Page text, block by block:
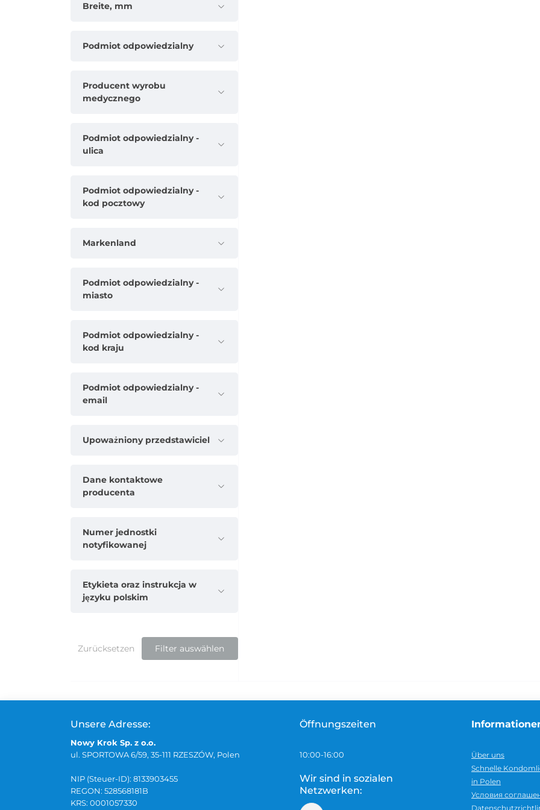
Breite, mm
Podmiot odpowiedzialny
Producent wyrobu
medycznego
Podmiot odpowiedzialny -
ulica
Podmiot odpowiedzialny -
kod pocztowy
Markenland
Podmiot odpowiedzialny -
miasto
Podmiot odpowiedzialny -
kod kraju
Podmiot odpowiedzialny -
email
Upoważniony przedstawiciel
Dane kontaktowe
producenta
Numer jednostki
notyfikowanej
Etykieta oraz instrukcja w
języku polskim
Zurücksetzen Filter auswählen
Unsere Adresse:
Nowy Krok Sp. z o.o.
ul. SPORTOWA 6/59, 35-111 RZESZÓW, Polen
NIP (Steuer-ID): 8133903455
REGON: 528568181B
KRS: 0001057330
Öffnungszeiten
10:00-16:00
Wir sind in sozialen
Netzwerken:
Über uns
Schnelle
in Polen
Условия